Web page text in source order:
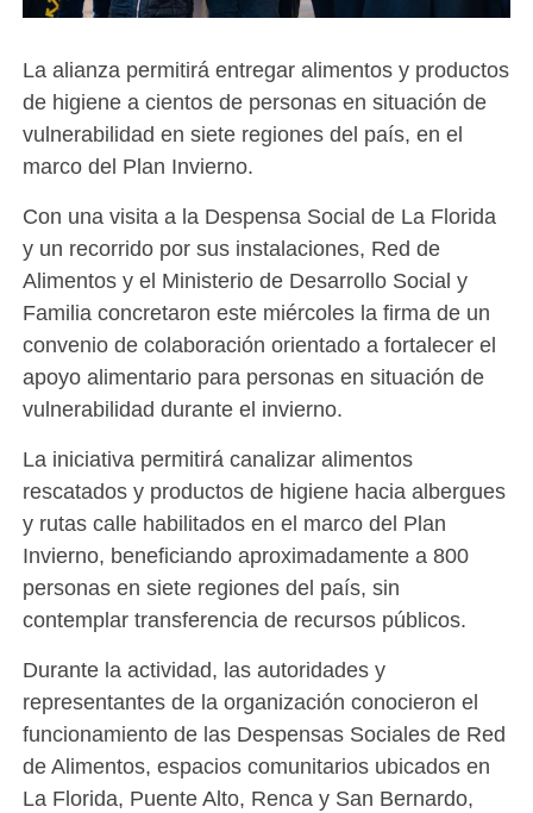
La alianza permitirá entregar alimentos y productos
de higiene a cientos de personas en situación de
vulnerabilidad en siete regiones del país, en el
marco del Plan Invierno.
Con una visita a la Despensa Social de La Florida
y un recorrido por sus instalaciones, Red de
Alimentos y el Ministerio de Desarrollo Social y
Familia concretaron este miércoles la firma de un
convenio de colaboración orientado a fortalecer el
apoyo alimentario para personas en situación de
vulnerabilidad durante el invierno.
La iniciativa permitirá canalizar alimentos
rescatados y productos de higiene hacia albergues
y rutas calle habilitados en el marco del Plan
Invierno, beneficiando aproximadamente a 800
personas en siete regiones del país, sin
contemplar transferencia de recursos públicos.
Durante la actividad, las autoridades y
representantes de la organización conocieron el
funcionamiento de las Despensas Sociales de Red
de Alimentos, espacios comunitarios ubicados en
La Florida, Puente Alto, Renca y San Bernardo,